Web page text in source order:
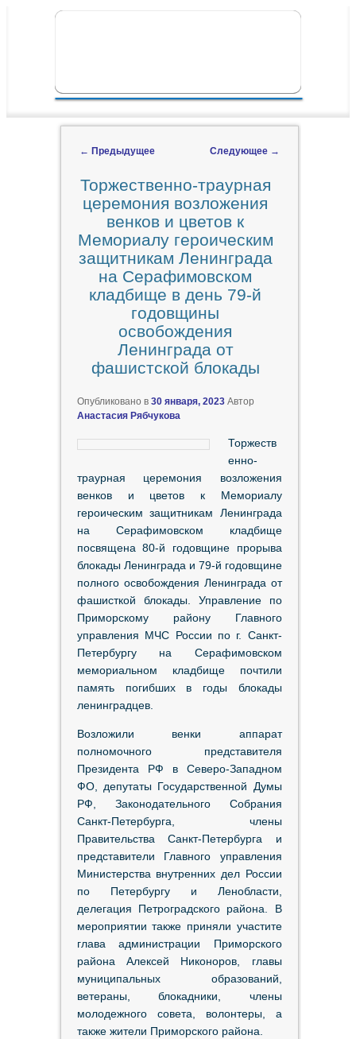
ГЛАВНОЕ МЕНЮ
← Предыдущее Следующее →
Торжественно-траурная
церемония возложения
венков и цветов к
Мемориалу героическим
защитникам Ленинграда
на Серафимовском
кладбище в день 79-й
годовщины
освобождения
Ленинграда от
фашистской блокады
Опубликовано в 30 января, 2023 Автор
Анастасия Рябчукова
Торжеств
енно-
траурная церемония возложения
венков и цветов к Мемориалу
героическим защитникам Ленинграда
на Серафимовском кладбище
посвящена 80-й годовщине прорыва
блокады Ленинграда и 79-й годовщине
полного освобождения Ленинграда от
фашисткой блокады. Управление по
Приморскому району Главного
управления МЧС России по г. Санкт-
Петербургу на Серафимовском
мемориальном кладбище почтили
память погибших в годы блокады
ленинградцев.
Возложили венки аппарат
полномочного представителя
Президента РФ в Северо-Западном
ФО, депутаты Государственной Думы
РФ, Законодательного Собрания
Санкт-Петербурга, члены
Правительства Санкт-Петербурга и
представители Главного управления
Министерства внутренних дел России
по Петербургу и Ленобласти,
делегация Петроградского района. В
мероприятии также приняли участите
глава администрации Приморского
района Алексей Никоноров, главы
муниципальных образований,
ветераны, блокадники, члены
молодежного совета, волонтеры, а
также жители Приморского района.